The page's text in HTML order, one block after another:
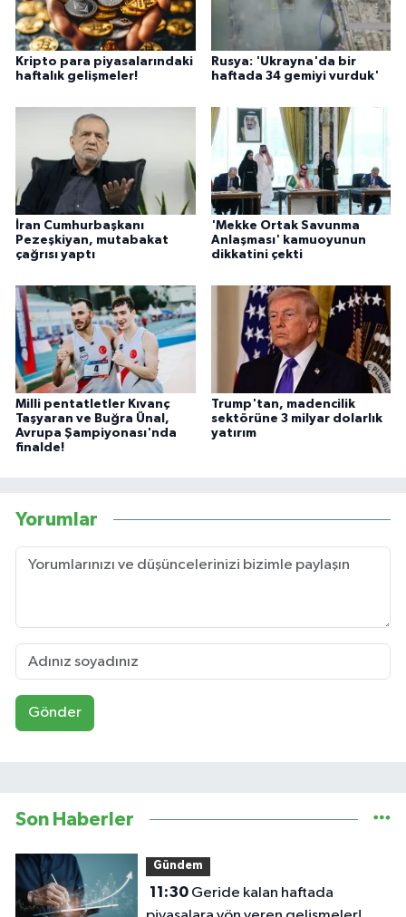
Kripto para piyasalarındaki
haftalık gelişmeler!
Rusya: 'Ukrayna'da bir
haftada 34 gemiyi vurduk'
İran Cumhurbaşkanı
Pezeşkiyan, mutabakat
çağrısı yaptı
'Mekke Ortak Savunma
Anlaşması' kamuoyunun
dikkatini çekti
Milli pentatletler Kıvanç
Taşyaran ve Buğra Ünal,
Avrupa Şampiyonası'nda
finalde!
Trump'tan, madencilik
sektörüne 3 milyar dolarlık
yatırım
Yorumlar
Gönder
Son Haberler
Gündem
11:30Geride kalan haftada